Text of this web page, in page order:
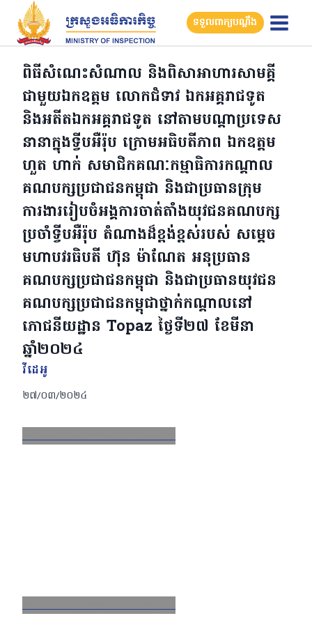
Skip
content
ទទួលពាក្យបណ្តឹង
ពិធីសំណេះសំណាល និងពិសាអាហារសាមគ្គី
ជាមួយឯកឧត្តម លោកជំទាវ ឯកអគ្គរាជទូត
និងអតីតឯកអគ្គរាជទូត នៅតាមបណ្តាប្រទេស
នានាក្នុងទ្វីបអឺរ៉ុប ក្រោមអធិបតីភាព ឯកឧត្តម
ហួត ហាក់ សមាជិកគណៈកម្មាធិការកណ្តាល
គណបក្សប្រជាជនកម្ពុជា និងជាប្រធានក្រុម
ការងាររៀបចំអង្គការចាត់តាំងយុវជនគណបក្ស
ប្រចាំទ្វីបអឺរ៉ុប តំណាងដ៏ខ្ពង់ខ្ពស់របស់ សម្តេច
មហាបវរធិបតី ហ៊ុន ម៉ាណែត អនុប្រធាន
គណបក្សប្រជាជនកម្ពុជា និងជាប្រធានយុវជន
គណបក្សប្រជាជនកម្ពុជាថ្នាក់កណ្តាលនៅ
ភោជនីយដ្ឋាន Topaz ថ្ងៃទី២៧ ខែមីនា
ឆ្នាំ២០២៤
វីដេអូ
២៧/០៣/២០២៤
FacebookXEmailLinkedIn
FacebookXEmailLinkedIn